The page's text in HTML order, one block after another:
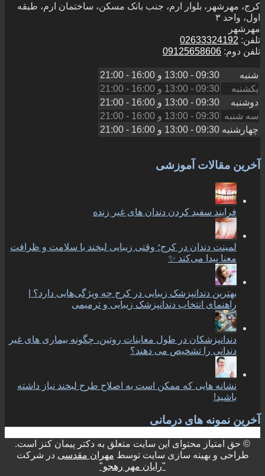
کرج، مهرشهر، بلوار ارم، جنب بانک مسکن، ساختمان ارم، طبقه
اول، واحد ۳
مهرشهر
تلفن: 02633324192
تلفن دوم: 09125658606
شنبه 09:30 - 13:00 و 16:00 - 21:00
یکشنبه
09:30 - 13:00 و 16:00 - 21:00
دوشنبه
09:30 - 13:00 و 16:00 - 21:00
سه شنبه 09:30 - 13:00 و 16:00 - 21:00
چهارشنبه 09:30 - 13:00 و 16:00 - 21:00
آخرین مقالات آموزشی
فرایند سفید کردن دندان های غیر زنده
لمینت دندان در کرج؛ وقتی زیبایی لبخند با سلامت و ظرافت
معنا پیدا می‌کند ✨
بهترین دندانپزشک زیبایی در کرج چه ویژگی‌هایی دارد؟ |
راهنمای انتخاب دندانپزشک زیبایی و ترمیمی
دندانپزشکان در طول معاینات روتین، چگونه بیماری های غیر
دندانی را تشخیص می دهند؟
نشانه هایی که ممکن است به اصلاح طرح لبخند نیاز داشته
باشید!
آخرین نمونه های درمانی
© حق امتیاز محتوای این سایت متعلق به دکتر پیمان کنز است.
طراحی و بهینه سازی سایت توسط مهران مقدسی در شرکت
"رایان مهر رهجو"